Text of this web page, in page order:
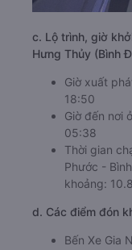
c. Lộ trình, giờ
Hưng Thủy (Bình
Giờ xuất
18:50
Giờ đến nơi
05:38
Thời gian
Phước -
khoảng:
d. Các điểm đón
Bến Xe Gia